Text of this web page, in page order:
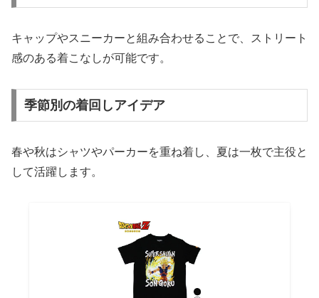
キャップやスニーカーと組み合わせることで、ストリート
感のある着こなしが可能です。
季節別の着回しアイデア
春や秋はシャツやパーカーを重ね着し、夏は一枚で主役と
して活躍します。